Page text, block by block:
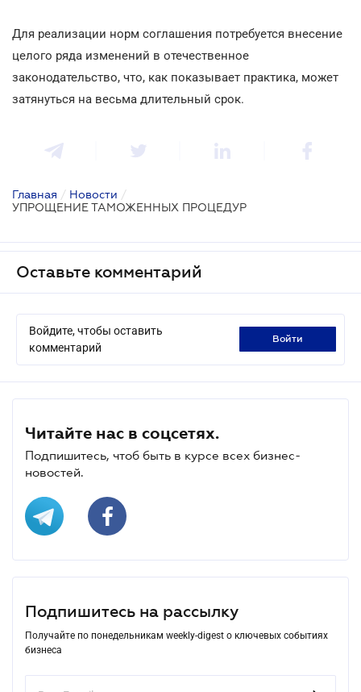
Для реализации норм соглашения потребуется внесение
целого ряда изменений в отечественное
законодательство, что, как показывает практика, может
затянуться на весьма длительный срок.
Главная / Новости /
УПРОЩЕНИЕ ТАМОЖЕННЫХ ПРОЦЕДУР
Оставьте комментарий
Войдите, чтобы оставить
комментарий
войти
Читайте нас в соцсетях.
Подпишитесь, чтоб быть в курсе всех бизнес-
новостей.
Подпишитесь на рассылку
Получайте по понедельникам weekly-digest о ключевых событиях
бизнеса